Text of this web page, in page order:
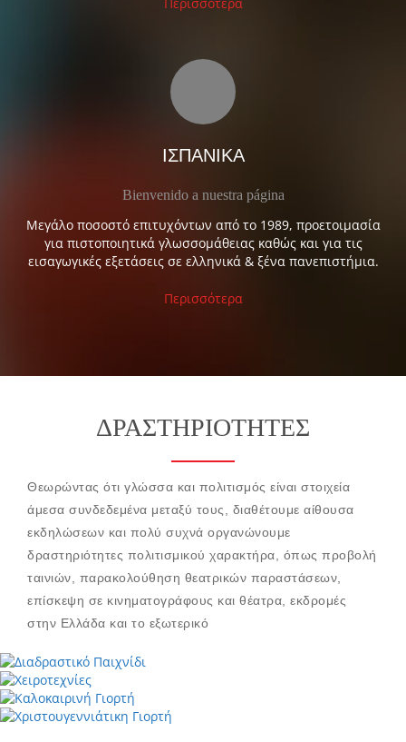
ΙΣΠΑΝΙΚΑ
Bienvenido a nuestra página
Μεγάλο ποσοστό επιτυχόντων από το 1989, προετοιμασία
για πιστοποιητικά γλωσσομάθειας καθώς και για τις
εισαγωγικές εξετάσεις σε ελληνικά & ξένα πανεπιστήμια.
Περισσότερα
ΔΡΑΣΤΗΡΙΟΤΗΤΕΣ
Θεωρώντας ότι γλώσσα και πολιτισμός είναι στοιχεία
άμεσα συνδεδεμένα μεταξύ τους, διαθέτουμε αίθουσα
εκδηλώσεων και πολύ συχνά οργανώνουμε
δραστηριότητες πολιτισμικού χαρακτήρα, όπως προβολή
ταινιών, παρακολούθηση θεατρικών παραστάσεων,
επίσκεψη σε κινηματογράφους και θέατρα, εκδρομές
στην Ελλάδα και το εξωτερικό